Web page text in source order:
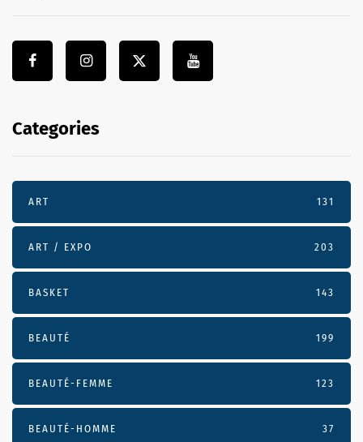
Categories
ART 131
ART / EXPO 203
BASKET 143
BEAUTÉ 199
BEAUTÉ-FEMME 123
BEAUTÉ-HOMME 37